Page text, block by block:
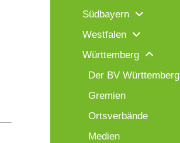
Südbayern
Westfalen
Württemberg
Der BV Württemberg
Gremien
Ortsverbände
Medien